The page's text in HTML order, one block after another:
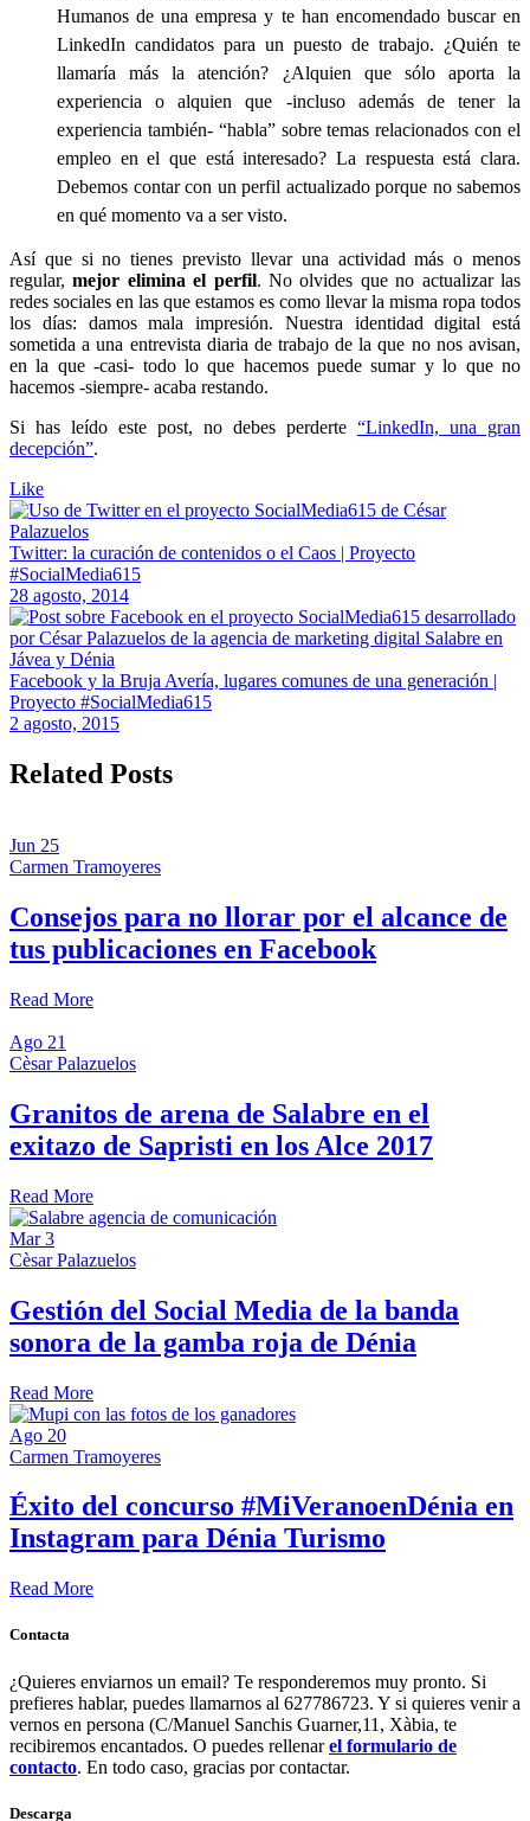
Humanos de una empresa y te han encomendado buscar en
LinkedIn candidatos para un puesto de trabajo. ¿Quién te
llamaría más la atención? ¿Alquien que sólo aporta la
experiencia o alquien que -incluso además de tener la
experiencia también- “habla” sobre temas relacionados con el
empleo en el que está interesado? La respuesta está clara.
Debemos contar con un perfil actualizado porque no sabemos
en qué momento va a ser visto.
Así que si no tienes previsto llevar una actividad más o menos
regular,mejor elimina el perfil. No olvides que no actualizar las
redes sociales en las que estamos es como llevar la misma ropa todos
los días: damos mala impresión. Nuestra identidad digital está
sometida a una entrevista diaria de trabajo de la que no nos avisan,
en la que -casi- todo lo que hacemos puede sumar y lo que no
hacemos -siempre- acaba restando.
Si has leído este post, no debes perderte “LinkedIn, una gran
decepción”.
Like
Twitter: la curación de contenidos o el Caos | Proyecto
#SocialMedia615
28 agosto, 2014
Facebook y la Bruja Avería, lugares comunes de una generación |
Proyecto #SocialMedia615
2 agosto, 2015
Related Posts
Jun 25
Carmen Tramoyeres
Consejos para no llorar por el alcance de
tus publicaciones en Facebook
Read More
Ago 21
Cèsar Palazuelos
Granitos de arena de Salabre en el
exitazo de Sapristi en los Alce 2017
Read More
Mar 3
Cèsar Palazuelos
Gestión del Social Media de la banda
sonora de la gamba roja de Dénia
Read More
Ago 20
Carmen Tramoyeres
Éxito del concurso #MiVeranoenDénia en
Instagram para Dénia Turismo
Read More
Contacta
¿Quieres enviarnos un email? Te responderemos muy pronto. Si
prefieres hablar, puedes llamarnos al 627786723. Y si quieres venir a
vernos en persona (C/Manuel Sanchis Guarner,11, Xàbia, te
recibiremos encantados. O puedes rellenarel formulario de
contacto. En todo caso, gracias por contactar.
Descarga